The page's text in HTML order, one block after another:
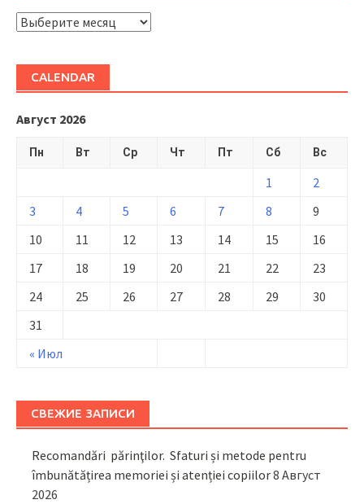
ARHIVĂ
CALENDAR
Август 2026
Пн Вт Ср Чт Пт Сб Вс
« Июл
1
2
3
4 5 6 7 8
9
10
11 12 13 14 15
16
17
18 19 20 21 22
23
24
25 26 27 28 29
30
31
СВЕЖИЕ ЗАПИСИ
Recomandări părinţilor. Sfaturi și metode pentru
îmbunătățirea memoriei și atenției copiilor8 Август
2026